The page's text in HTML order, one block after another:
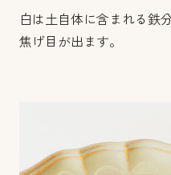
白は土自体に含まれる鉄
焦げ目が出ます。